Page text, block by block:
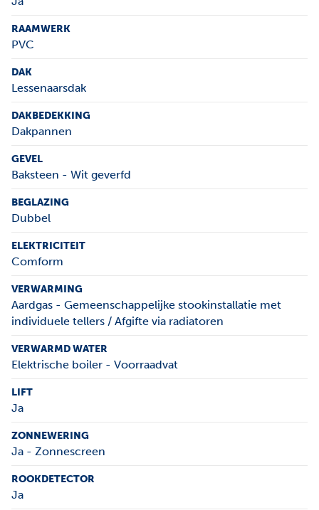
RAAMWERK
PVC
DAK
Lessenaarsdak
DAKBEDEKKING
Dakpannen
GEVEL
Baksteen - Wit geverfd
BEGLAZING
Dubbel
ELEKTRICITEIT
Comform
VERWARMING
Aardgas - Gemeenschappelijke stookinstallatie met
individuele tellers / Afgifte via radiatoren
VERWARMD WATER
Elektrische boiler - Voorraadvat
LIFT
Ja
ZONNEWERING
Ja - Zonnescreen
ROOKDETECTOR
Ja